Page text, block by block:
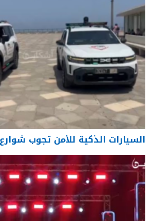
السيارات الذكية للأمن تجوب